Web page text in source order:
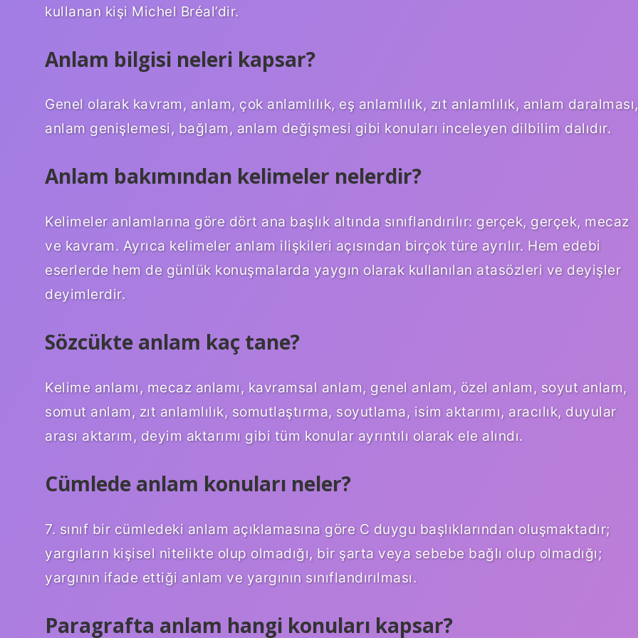
kullanan kişi Michel Bréal’dir.
Anlam bilgisi neleri kapsar?
Genel olarak kavram, anlam, çok anlamlılık, eş anlamlılık, zıt anlamlılık, anlam daralması,
anlam genişlemesi, bağlam, anlam değişmesi gibi konuları inceleyen dilbilim dalıdır.
Anlam bakımından kelimeler nelerdir?
Kelimeler anlamlarına göre dört ana başlık altında sınıflandırılır: gerçek, gerçek, mecaz
ve kavram. Ayrıca kelimeler anlam ilişkileri açısından birçok türe ayrılır. Hem edebi
eserlerde hem de günlük konuşmalarda yaygın olarak kullanılan atasözleri ve deyişler
deyimlerdir.
Sözcükte anlam kaç tane?
Kelime anlamı, mecaz anlamı, kavramsal anlam, genel anlam, özel anlam, soyut anlam,
somut anlam, zıt anlamlılık, somutlaştırma, soyutlama, isim aktarımı, aracılık, duyular
arası aktarım, deyim aktarımı gibi tüm konular ayrıntılı olarak ele alındı.
Cümlede anlam konuları neler?
7. sınıf bir cümledeki anlam açıklamasına göre C duygu başlıklarından oluşmaktadır;
yargıların kişisel nitelikte olup olmadığı, bir şarta veya sebebe bağlı olup olmadığı;
yargının ifade ettiği anlam ve yargının sınıflandırılması.
Paragrafta anlam hangi konuları kapsar?